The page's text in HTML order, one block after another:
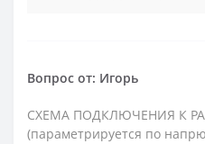
Вопрос от: Игорь
СХЕМА ПОДКЛЮЧЕНИЯ К
(параметрируется по